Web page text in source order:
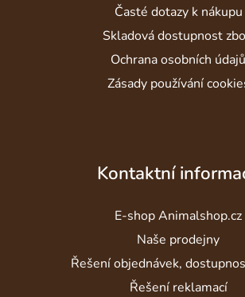
Časté dotazy k nákupu
Skladová dostupnost
Ochrana osobních údajů
Zásady používání
Kontaktní
E-shop Animalshop.cz
Naše prodejny
Řešení objednávek,
Řešení reklamací